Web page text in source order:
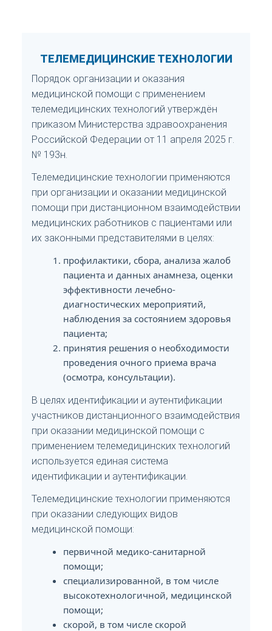
ТЕЛЕМЕДИЦИНСКИЕ ТЕХНОЛОГИИ
Порядок организации и оказания
медицинской помощи с применением
телемедицинских технологий утверждён
приказом Министерства здравоохранения
Российской Федерации от 11 апреля 2025 г.
№ 193н.
Телемедицинские технологии применяются
при организации и оказании медицинской
помощи при дистанционном взаимодействии
медицинских работников с пациентами или
их законными представителями в целях:
профилактики, сбора, анализа жалоб
пациента и данных анамнеза, оценки
эффективности лечебно-
диагностических мероприятий,
наблюдения за состоянием здоровья
пациента;
принятия решения о необходимости
проведения очного приема врача
(осмотра, консультации).
В целях идентификации и аутентификации
участников дистанционного взаимодействия
при оказании медицинской помощи с
применением телемедицинских технологий
используется единая система
идентификации и аутентификации.
Телемедицинские технологии применяются
при оказании следующих видов
медицинской помощи:
первичной медико-санитарной
помощи;
специализированной, в том числе
высокотехнологичной, медицинской
помощи;
скорой, в том числе скорой